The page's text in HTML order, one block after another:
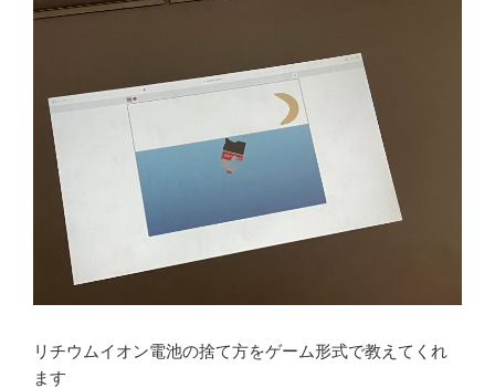
リチウムイオン電池の捨て方をゲーム形式で教えてくれ
ます